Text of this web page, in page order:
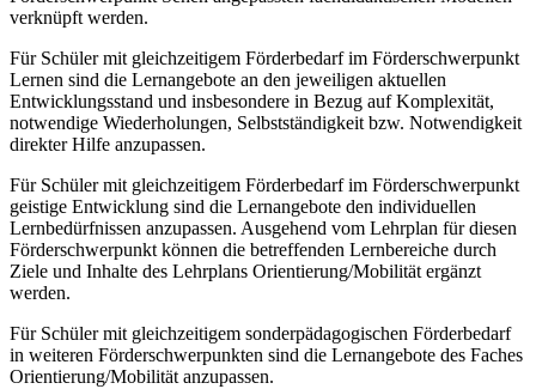
verknüpft werden.
Für Schüler mit gleichzeitigem Förderbedarf im Förderschwerpunkt
Lernen sind die Lernangebote an den jeweiligen aktuellen
Entwicklungsstand und insbesondere in Bezug auf Komplexität,
notwendige Wiederholungen, Selbstständigkeit bzw. Notwendigkeit
direkter Hilfe anzupassen.
Für Schüler mit gleichzeitigem Förderbedarf im Förderschwerpunkt
geistige Entwicklung sind die Lernangebote den individuellen
Lernbedürfnissen anzupassen. Ausgehend vom Lehrplan für diesen
Förderschwerpunkt können die betreffenden Lernbereiche durch
Ziele und Inhalte des Lehrplans Orientierung/Mobilität ergänzt
werden.
Für Schüler mit gleichzeitigem sonderpädagogischen Förderbedarf
in weiteren Förderschwerpunkten sind die Lernangebote des Faches
Orientierung/Mobilität anzupassen.